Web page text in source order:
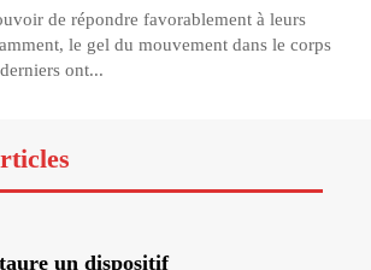
de répondre favorablement à leurs
le gel du mouvement dans le corps
ont...
un dispositif